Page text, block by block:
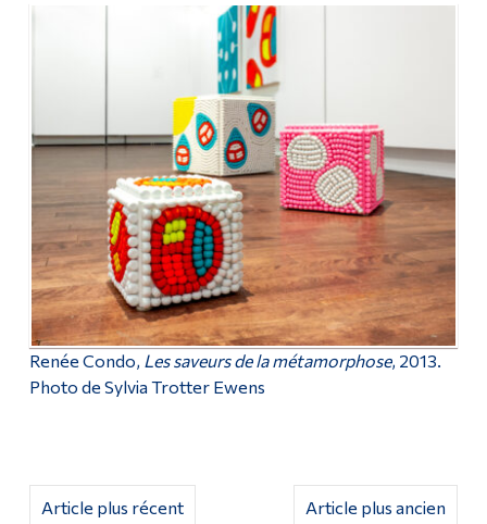
Renée Condo, Les saveurs de la métamorphose, 2013.
Photo de Sylvia Trotter Ewens
Article plus ancien
Article plus récent